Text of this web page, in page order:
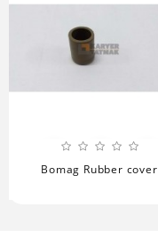
Bomag Rubber cover